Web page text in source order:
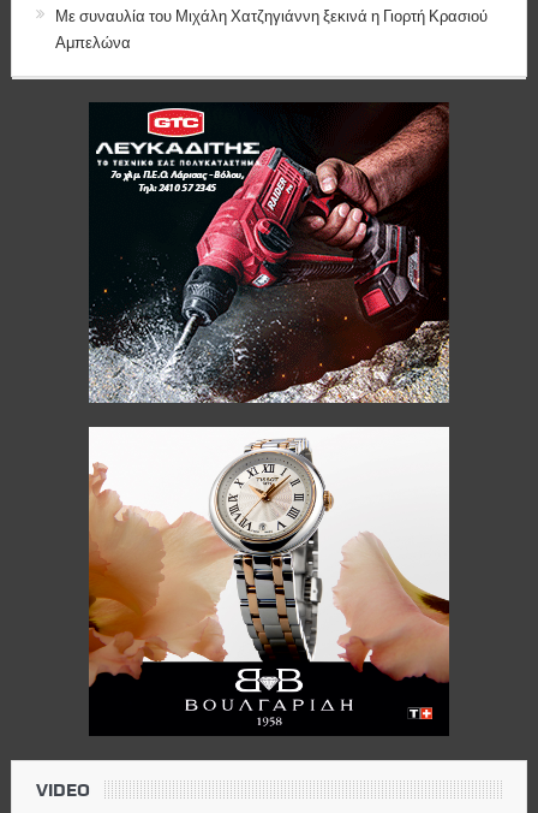
Με συναυλία του Μιχάλη Χατζηγιάννη ξεκινά η Γιορτή Κρασιού
Αμπελώνα
VIDEO